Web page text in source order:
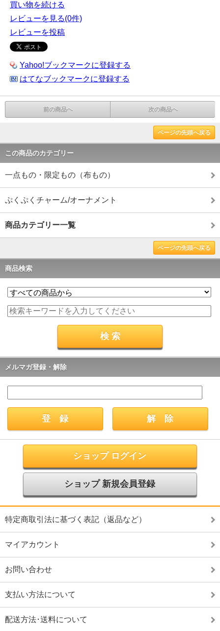
買い物を続ける
レビューを見る(0件)
レビューを投稿
Yahoo!ブックマークに登録する
はてなブックマークに登録する
前の商品へ 次の商品へ
ページの先頭へ戻る
この商品のカテゴリー
一点もの・限定もの（布もの）
ぷくぷくチャーム/オーナメント
商品カテゴリー一覧
ページの先頭へ戻る
商品検索
メルマガ登録・解除
ショップ ログイン
ショップ 新規会員登録
特定商取引法に基づく表記（返品など）
マイアカウント
お問い合わせ
支払い方法について
配送方法･送料について